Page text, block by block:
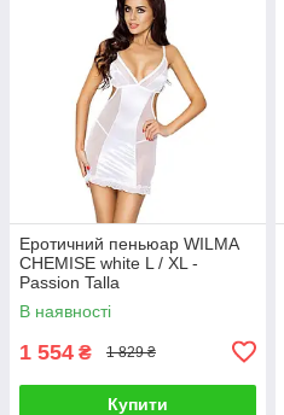
Еротичний пеньюар WILMA
CHEMISE white L / XL -
Passion Talla
В наявності
1 554 ₴ 1 829 ₴
Купити